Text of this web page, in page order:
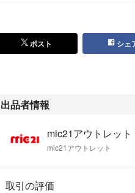
お支払い確定後、エアーチェックを
管理用コード：2500000561375
ポスト シェ
出品者情報
mic21アウトレット
mic21アウトレット
取引の評価